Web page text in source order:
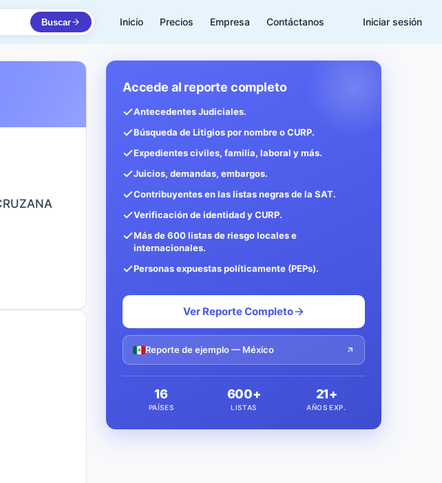
Buscar Inicio Precios Empresa Contáctanos Iniciar sesión
Accede al reporte completo
Antecedentes Judiciales.
Búsqueda de Litigios por nombre o CURP.
Expedientes civiles, familia, laboral y más.
Juicios, demandas, embargos.
Contribuyentes en las listas negras de la SAT.
Verificación de identidad y CURP.
Más de 600 listas de riesgo locales e
internacionales.
Personas expuestas políticamente (PEPs).
Ver Reporte Completo
Reporte de ejemplo — México
16
PAÍSES
600+
LISTAS
21+
AÑOS EXP.